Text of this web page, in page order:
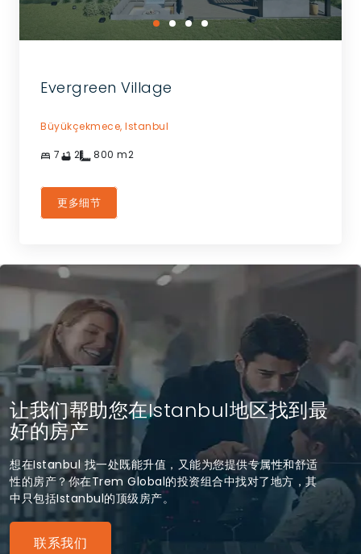
Evergreen Village
Büyükçekmece, Istanbul
7 2 800 m2
更多细节
让我们帮助您在Istanbul地区找到最
好的房产
想在Istanbul 找一处既能升值，又能为您提供专属性和舒适
性的房产？你在Trem Global的投资组合中找对了地方，其
中只包括Istanbul的顶级房产。
联系我们